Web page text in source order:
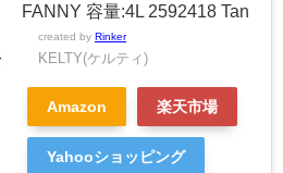
FANNY 容量:4L 2592418 Tan
created by Rinker
KELTY(ケルティ)
Amazon 楽天市場
Yahooショッピング